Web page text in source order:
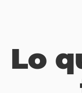
Lo